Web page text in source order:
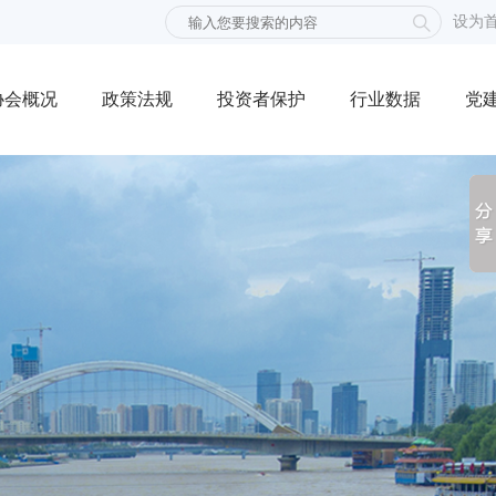
 设为
会概况 政策法规 投资者保护 行业数据 党